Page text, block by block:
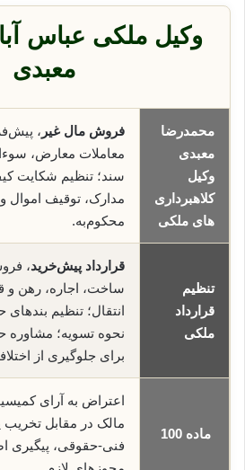
وکیل ملکی عباس
معبدی
محمدرضا
معبدی
وکیل
کلاهبرداری
های ملکی
فروش مال غیر ،
معاملات معارض،
سند؛ تنظیم شکایت
مدارک، توقیف اموال و
محکوم‌به.
تنظیم
قرارداد
ملکی
قرارداد پیش‌خرید،
ساخت، اجاره، رهن و
انتقال؛ تنظیم
نحوه تسویه؛ مشاوره
برای جلوگیری از
ماده 100
اعتراض به آرای
مالک در مقابل تخریب
فنی-حقوقی، پیگیری